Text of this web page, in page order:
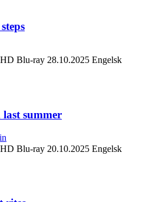
Blu-ray 28.10.2025 Engelsk
summer
Blu-ray 20.10.2025 Engelsk